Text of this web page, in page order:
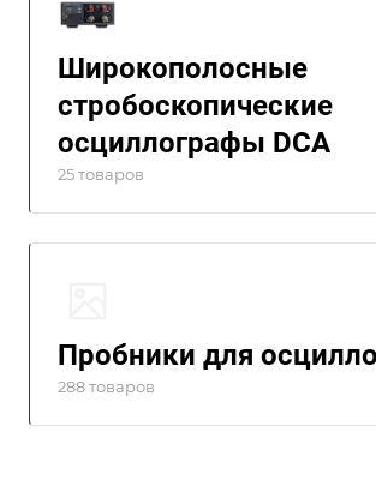
Широкополосные
стробоскопические
осциллографы DCA
25 товаров
Пробники для
288 товаров